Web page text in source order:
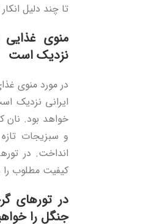
تا چند دلیل
منوی غذایی
نزدیک است
در مورد منوی
ایرانی نزدیک
خواهد بود. نان
و سبزیجات
انداخت. در
کیفیت مطلوب را
در تورهای
جنگل را